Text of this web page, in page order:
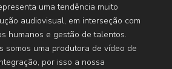
uma tendência muito
audiovisual, em interseção com
humanos e gestão de talentos.
somos uma produtora de vídeo de
por isso a nossa